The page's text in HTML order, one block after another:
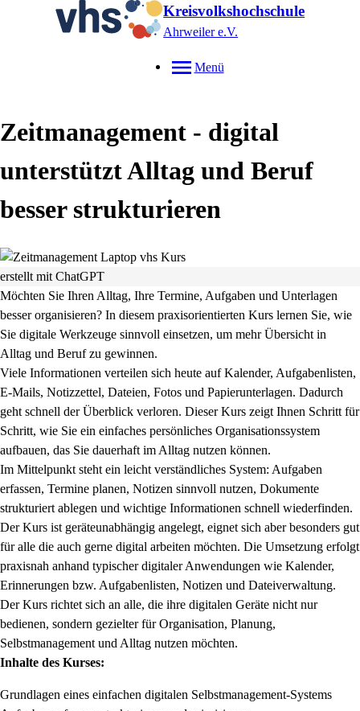
Kreisvolkshochschule
Ahrweiler e.V.
Menü
Zeitmanagement - digital
unterstützt Alltag und Beruf
besser strukturieren
erstellt mit ChatGPT
Möchten Sie Ihren Alltag, Ihre Termine, Aufgaben und Unterlagen
besser organisieren? In diesem praxisorientierten Kurs lernen Sie, wie
Sie digitale Werkzeuge sinnvoll einsetzen, um mehr Übersicht in
Alltag und Beruf zu gewinnen.
Viele Informationen verteilen sich heute auf Kalender, Aufgabenlisten,
E-Mails, Notizzettel, Dateien, Fotos und Papierunterlagen. Dadurch
geht schnell der Überblick verloren. Dieser Kurs zeigt Ihnen Schritt für
Schritt, wie Sie ein einfaches persönliches Organisationssystem
aufbauen, das Sie dauerhaft im Alltag nutzen können.
Im Mittelpunkt steht ein leicht verständliches System: Aufgaben
erfassen, Termine planen, Notizen sinnvoll nutzen, Dokumente
strukturiert ablegen und wichtige Informationen schnell wiederfinden.
Der Kurs ist geräteunabhängig angelegt, eignet sich aber besonders gut
für alle die auch gerne digital arbeiten möchten. Die Umsetzung erfolgt
praxisnah anhand typischer digitaler Anwendungen wie Kalender,
Erinnerungen bzw. Aufgabenlisten, Notizen und Dateiverwaltung.
Der Kurs richtet sich an alle, die ihre digitalen Geräte nicht nur
bedienen, sondern gezielter für Organisation, Planung,
Selbstmanagement und Alltag nutzen möchten.
Inhalte des Kurses:
Grundlagen eines einfachen digitalen Selbstmanagement-Systems